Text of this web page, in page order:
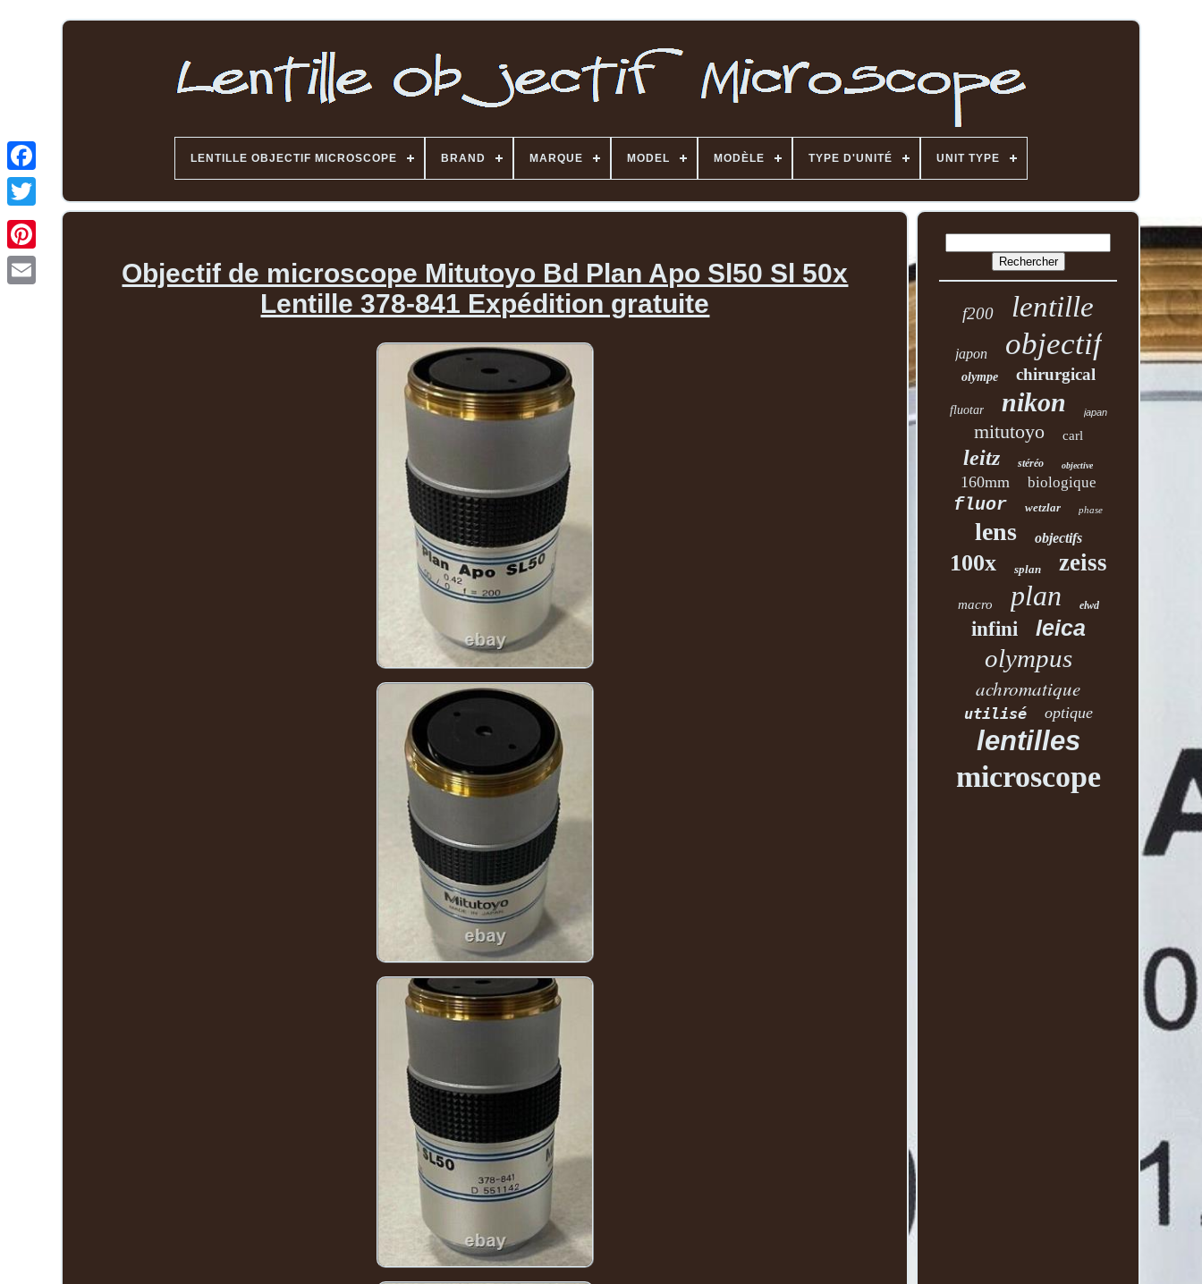
LENTILLE OBJECTIF MICROSCOPE BRAND MARQUE MODEL MODÈLE TYPE D'UNITÉ UNIT TYPE
Objectif de microscope Mitutoyo Bd Plan Apo Sl50 Sl 50x
Lentille 378-841 Expédition gratuite
f200 lentille
japon objectif
olympe chirurgical
fluotar nikon japan
mitutoyo carl
leitz stéréo objective
160mm biologique
fluor wetzlar phase
lens objectifs
100x splan zeiss
macro plan elwd
infini leica
olympus
achromatique
utilisé optique
lentilles
microscope